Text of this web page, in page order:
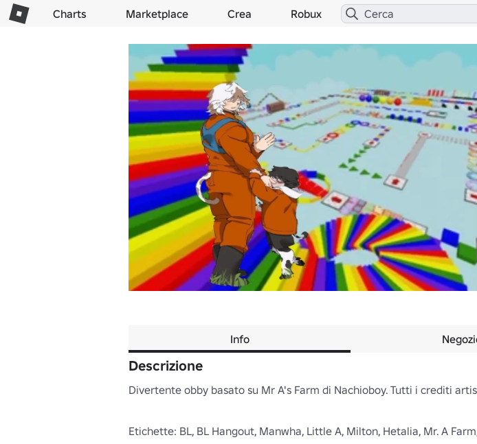
Charts Marketplace Crea Robux
Info
Descrizione
Divertente obby basato su Mr A's Farm di Nachioboy. Tutti i crediti
Etichette: BL, BL Hangout, Manwha, Little A, Milton, Hetalia, Mr. A